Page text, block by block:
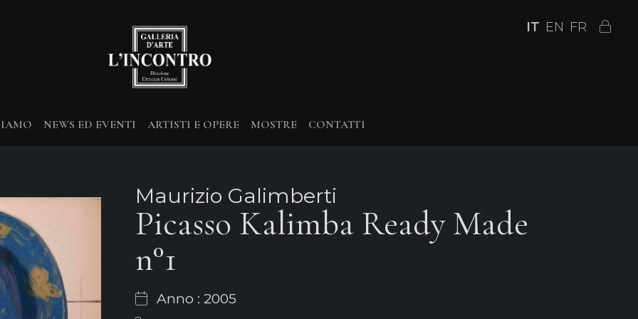
IT EN FR
NEWS ED EVENTI ARTISTI E OPERE MOSTRE CONTATTI
Maurizio Galimberti
Picasso Kalimba Ready Made
n°1
Anno : 2005